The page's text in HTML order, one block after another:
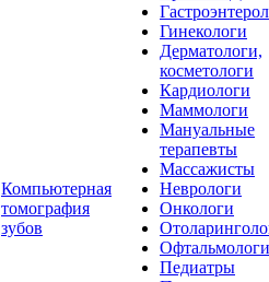
Компьютерная
томография
зубов
Гинекологи
Дерматологи,
косметологи
Кардиологи
Маммологи
Мануальные
терапевты
Массажисты
Неврологи
Онкологи
Офтальмологи
Педиатры